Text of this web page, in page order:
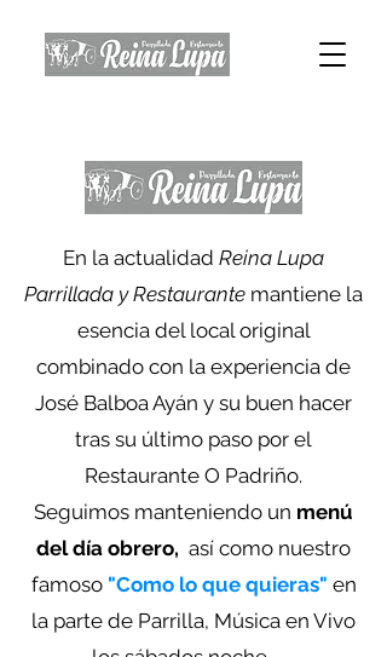
En la actualidad Reina Lupa
Parrillada y Restaurante mantiene la
esencia del local original
combinado con la experiencia de
José Balboa Ayán y su buen hacer
tras su último paso por el
Restaurante O Padriño.
Seguimos manteniendo un menú
del día obrero, así como nuestro
famoso "Como lo que quieras" en
la parte de Parrilla, Música en Vivo